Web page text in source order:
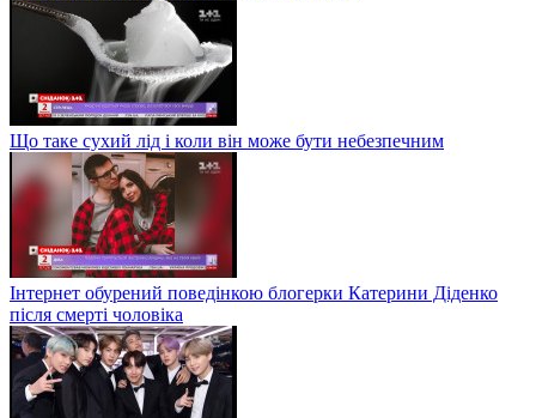
Що таке сухий лід і коли він може бути небезпечним
Інтернет обурений поведінкою блогерки Катерини Діденко
після смерті чоловіка